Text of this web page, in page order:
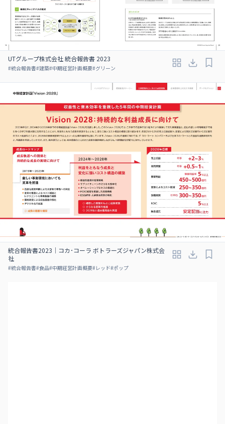
UTグループ株式会社 統合報告書 2023
#統合報告書#建築#中期経営計画概要#グリーン
統合報告書2023｜コカ･コーラ ボトラーズジャパン株式会
社
#統合報告書#食品#中期経営計画概要#レッド#ポップ